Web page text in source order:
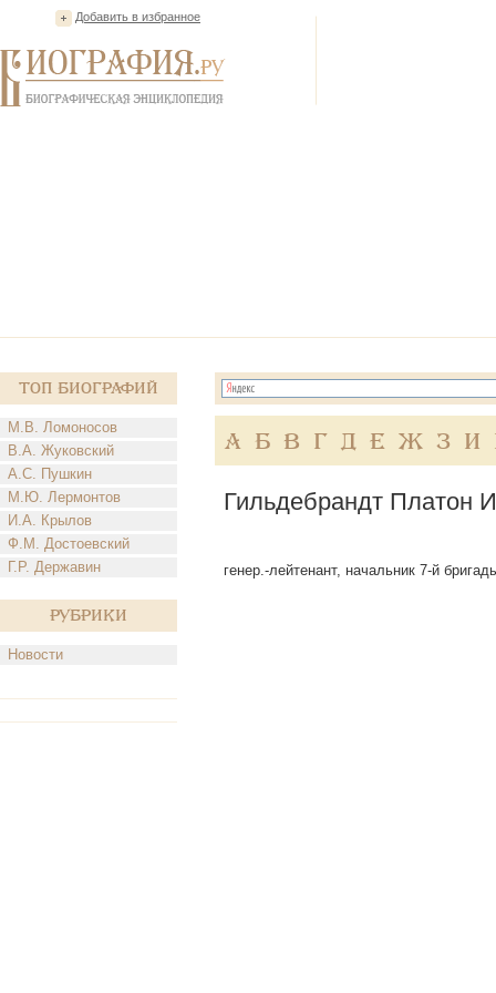
Добавить в избранное
Топ Биографий
М.В. Ломоносов
В.А. Жуковский
А.С. Пушкин
М.Ю. Лермонтов
И.А. Крылов
Ф.М. Достоевский
Г.Р. Державин
Рубрики
Новости
А Б В Г Д Е Ж З И
Гильдебрандт Платон
генер.-лейтенант, начальник 7-й